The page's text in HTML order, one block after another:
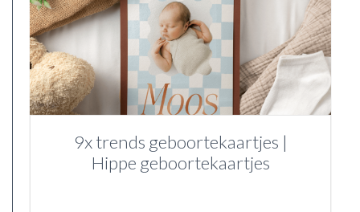
9x trends geboortekaartjes |
Hippe geboortekaartjes